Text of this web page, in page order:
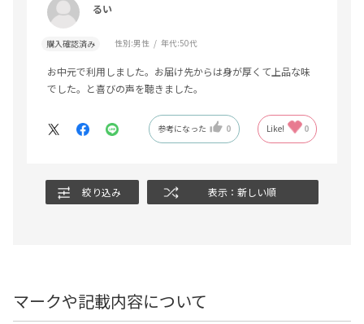
るい
購入確認済み 性別:男性 年代:50代
お中元で利用しました。お届け先からは身が厚くて上品な味
でした。と喜びの声を聴きました。
参考になった 0 Like! 0
絞り込み 表示：新しい順
マークや記載内容について